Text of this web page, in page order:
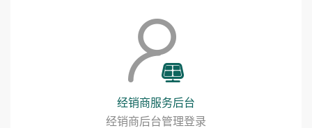
经销商服务后台
经销商后台管理登录